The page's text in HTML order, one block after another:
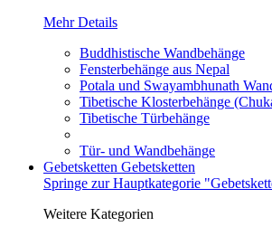
Mehr Details
Buddhistische Wandbehänge
Fensterbehänge aus Nepal
Potala und Swayambhunath
Tibetische Klosterbehänge
Tibetische Türbehänge
Tür- und Wandbehänge
Gebetsketten Gebetsketten
Springe zur Hauptkategorie
Weitere Kategorien